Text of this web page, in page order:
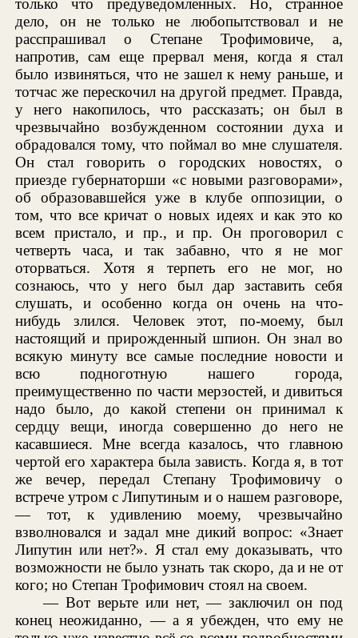
только что предуведомленных. Но, странное
дело, он не только не любопытствовал и не
расспрашивал о Степане Трофимовиче, а,
напротив, сам еще прервал меня, когда я стал
было извиняться, что не зашел к нему раньше, и
тотчас же перескочил на другой предмет. Правда,
у него накопилось, что рассказать; он был в
чрезвычайно возбужденном состоянии духа и
обрадовался тому, что поймал во мне слушателя.
Он стал говорить о городских новостях, о
приезде губернаторши «с новыми разговорами»,
об образовавшейся уже в клубе оппозиции, о
том, что все кричат о новых идеях и как это ко
всем пристало, и пр., и пр. Он проговорил с
четверть часа, и так забавно, что я не мог
оторваться. Хотя я терпеть его не мог, но
сознаюсь, что у него был дар заставить себя
слушать, и особенно когда он очень на что-
нибудь злился. Человек этот, по-моему, был
настоящий и прирожденный шпион. Он знал во
всякую минуту все самые последние новости и
всю подноготную нашего города,
преимущественно по части мерзостей, и дивиться
надо было, до какой степени он принимал к
сердцу вещи, иногда совершенно до него не
касавшиеся. Мне всегда казалось, что главною
чертой его характера была зависть. Когда я, в тот
же вечер, передал Степану Трофимовичу о
встрече утром с Липутиным и о нашем разговоре,
— тот, к удивлению моему, чрезвычайно
взволновался и задал мне дикий вопрос: «Знает
Липутин или нет?». Я стал ему доказывать, что
возможности не было узнать так скоро, да и не от
кого; но Степан Трофимович стоял на своем.
— Вот верьте или нет, — заключил он под
конец неожиданно, — а я убежден, что ему не